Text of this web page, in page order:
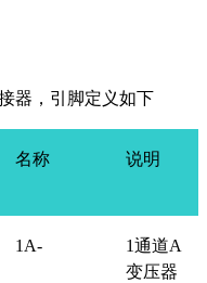
器，引脚定义如下
名称 说明
1A- 1通道A
变压器